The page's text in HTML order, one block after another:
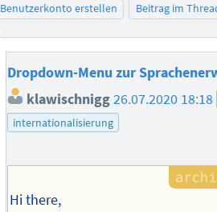
Benutzerkonto erstellen
Beitrag im
Dropdown-Menu zur
klawischnigg 26.07.2020 18:18
internationalisierung
Hi there,